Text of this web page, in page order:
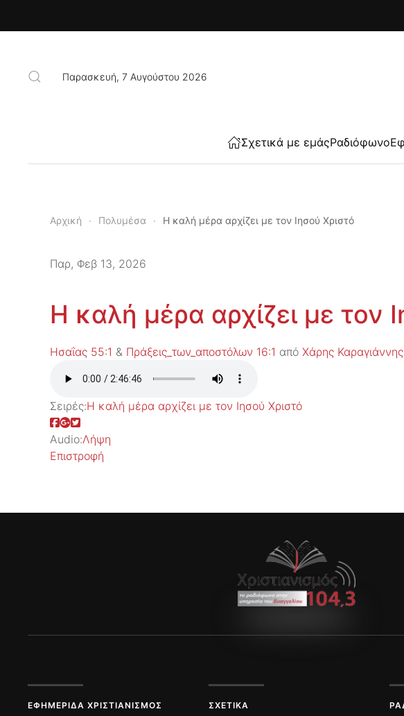
Παρασκευή, 7 Αυγούστου 2026
Σχετικά με εμάςΡαδιόφωνο
Αρχική Πολυμέσα Η καλή μέρα αρχίζει με τον Ιησού Χριστό
Παρ, Φεβ 13, 2026
Η καλή μέρα αρχίζει με τον
Ησαΐας 55:1 & Πράξεις_των_αποστόλων 16:1 από Χάρης Καραγιάννης
Σειρές:Η καλή μέρα αρχίζει με τον Ιησού Χριστό
Audio:Λήψη
Επιστροφή
ΕΦΗΜΕΡΊΔΑ ΧΡΙΣΤΙΑΝΙΣΜΌΣ ΣΧΕΤΙΚΆ